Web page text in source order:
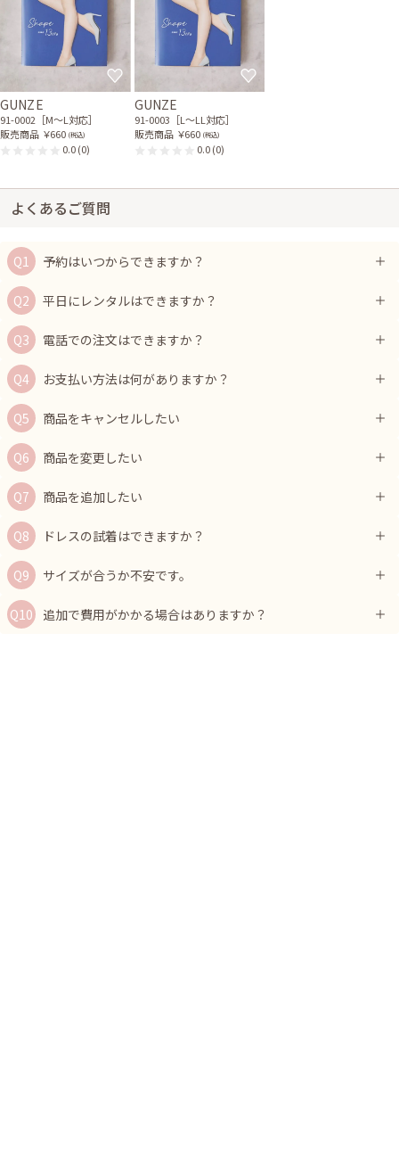
GUNZE
91-0002［M〜L対応］
販売商品 ￥660 (税込)
0.0(0)
GUNZE
91-0003［L〜LL対応］
販売商品 ￥660 (税込)
0.0(0)
よくあるご質問
予約はいつからできますか？
平日にレンタルはできますか？
電話での注文はできますか？
お支払い方法は何がありますか？
商品をキャンセルしたい
商品を変更したい
商品を追加したい
ドレスの試着はできますか？
サイズが合うか不安です。
追加で費用がかかる場合はありますか？